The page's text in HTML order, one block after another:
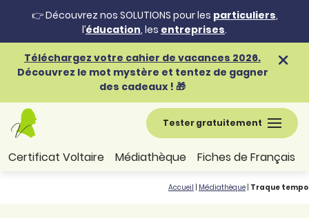
👉 Découvrez nos SOLUTIONS pour les particuliers,
l’éducation, les entreprises.
Téléchargez votre cahier de vacances 2026.
Découvrez le mot mystère et tentez de gagner
des cadeaux ! 🎁
Tester gratuitement
Certificat Voltaire Médiathèque Fiches de Français
Accueil Médiathèque Traque